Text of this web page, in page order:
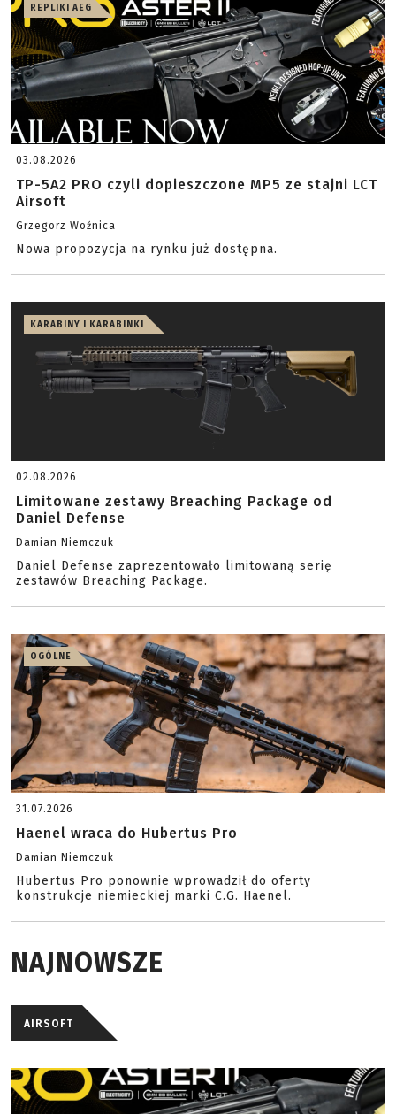
REPLIKI AEG
03.08.2026
TP-5A2 PRO czyli dopieszczone MP5 ze stajni LCT
Airsoft
Grzegorz Woźnica
Nowa propozycja na rynku już dostępna.
KARABINY I KARABINKI
02.08.2026
Limitowane zestawy Breaching Package od
Daniel Defense
Damian Niemczuk
Daniel Defense zaprezentowało limitowaną serię
zestawów Breaching Package.
OGÓLNE
31.07.2026
Haenel wraca do Hubertus Pro
Damian Niemczuk
Hubertus Pro ponownie wprowadził do oferty
konstrukcje niemieckiej marki C.G. Haenel.
NAJNOWSZE
AIRSOFT